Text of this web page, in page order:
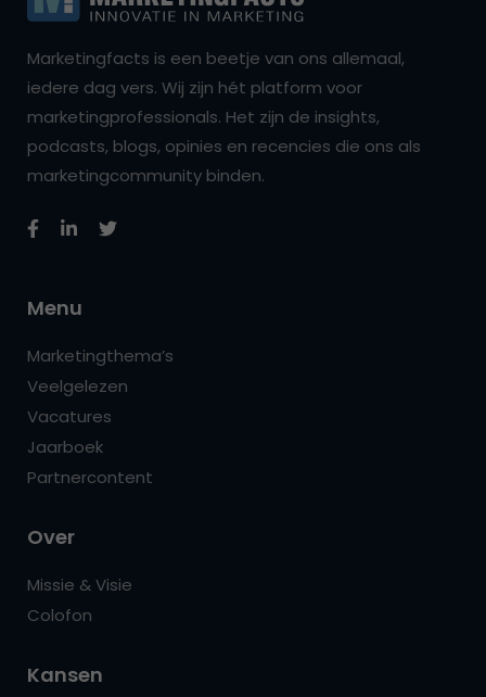
Marketingfacts is een beetje van ons allemaal,
iedere dag vers. Wij zijn hét platform voor
marketingprofessionals. Het zijn de insights,
podcasts, blogs, opinies en recencies die ons als
marketingcommunity binden.
Menu
Marketingthema’s
Veelgelezen
Vacatures
Jaarboek
Partnercontent
Over
Missie & Visie
Colofon
Kansen